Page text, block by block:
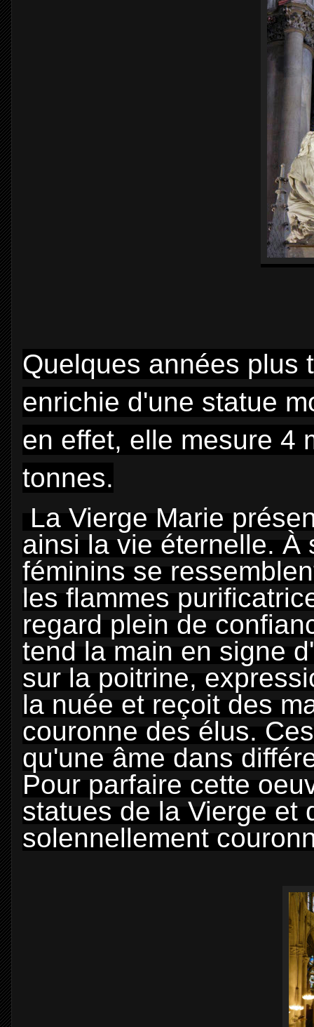
Quelques années plus
enrichie d'une statue
en effet, elle mesure 4
tonnes.
La Vierge Marie
ainsi la vie éternelle. À
féminins se
les flammes
regard plein de
tend la main en signe
sur la poitrine,
la nuée et reçoit des
couronne des élus.
qu'une âme dans
Pour parfaire cette
statues de la Vierge et
solennellement